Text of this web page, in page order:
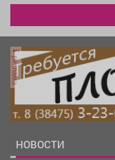
реклама
НОВОСТИ